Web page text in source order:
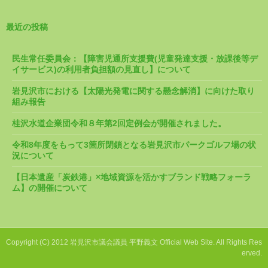
最近の投稿
民生常任委員会：【障害児通所支援費(児童発達支援・放課後等デ
イサービス)の利用者負担額の見直し】について
岩見沢市における【太陽光発電に関する懸念解消】に向けた取り
組み報告
桂沢水道企業団令和８年第2回定例会が開催されました。
令和8年度をもって3箇所閉鎖となる岩見沢市パークゴルフ場の状
況について
【日本遺産「炭鉄港」×地域資源を活かすブランド戦略フォーラ
ム】の開催について
Copyright (C) 2012 岩見沢市議会議員 平野義文 Official Web Site. All Rights Res
erved.